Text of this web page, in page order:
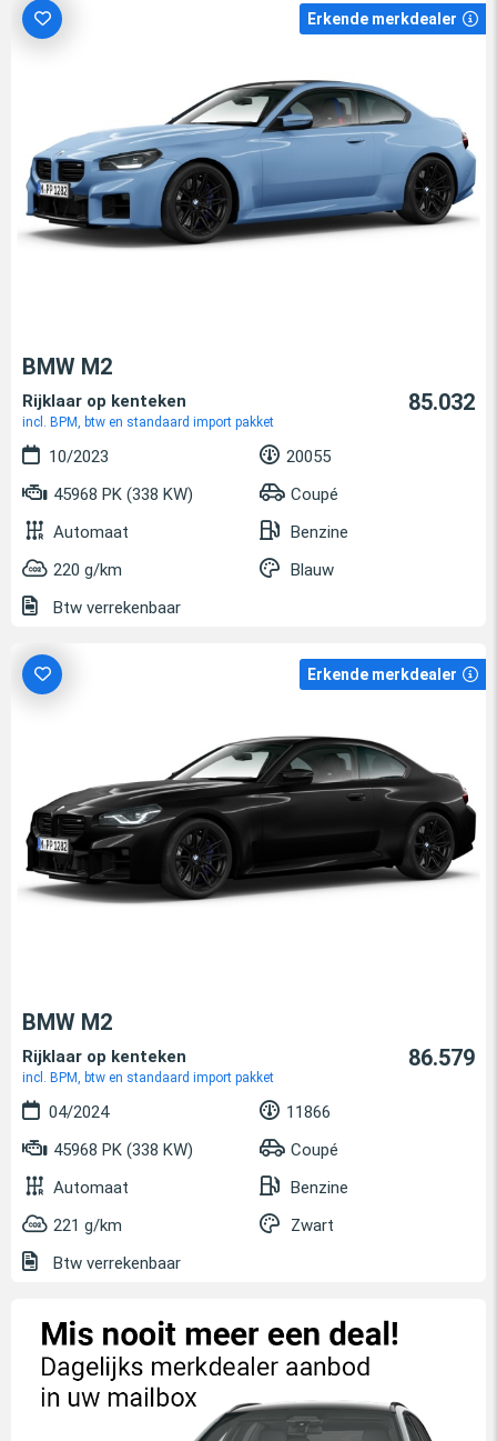
Erkende merkdealer
BMW M2
Rijklaar op kenteken
incl. BPM, btw en standaard import pakket
85.032
10/2023
20055
45968 PK (338 KW)
Coupé
Automaat
Benzine
220 g/km
Blauw
Btw verrekenbaar
Erkende merkdealer
BMW M2
Rijklaar op kenteken
incl. BPM, btw en standaard import pakket
86.579
04/2024
11866
45968 PK (338 KW)
Coupé
Automaat
Benzine
221 g/km
Zwart
Btw verrekenbaar